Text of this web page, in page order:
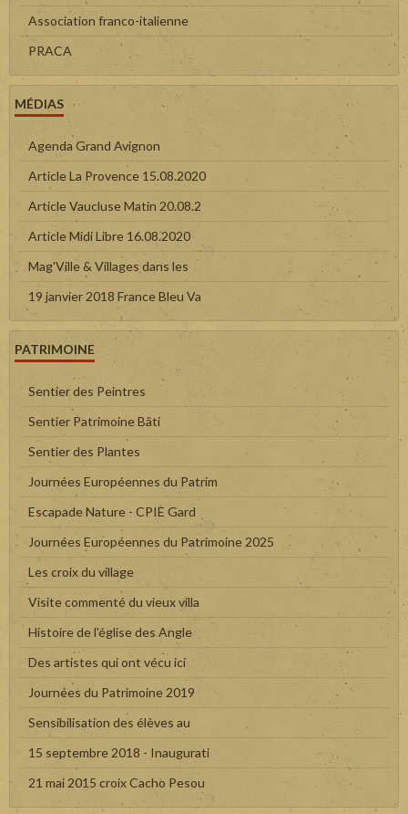
Association franco-italienne
PRACA
MÉDIAS
Agenda Grand Avignon
Article La Provence 15.08.2020
Article Vaucluse Matin 20.08.2
Article Midi Libre 16.08.2020
Mag'Ville & Villages dans les
19 janvier 2018 France Bleu Va
PATRIMOINE
Sentier des Peintres
Sentier Patrimoine Bâti
Sentier des Plantes
Journées Européennes du Patrim
Escapade Nature - CPIE Gard
Journées Européennes du Patrimoine 2025
Les croix du village
Visite commenté du vieux villa
Histoire de l'église des Angle
Des artistes qui ont vécu ici
Journées du Patrimoine 2019
Sensibilisation des élèves au
15 septembre 2018 - Inaugurati
21 mai 2015 croix Cacho Pesou